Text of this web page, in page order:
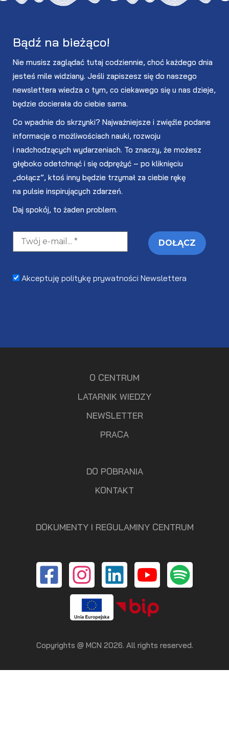
Bądź na bieżąco!
Nie musisz zaglądać tutaj codziennie, choć każdego dnia
jesteś mile widziany. Jeśli zapiszesz się do naszego
newslettera wiedza o tym, co ciekawego się u nas dzieje,
będzie docierała do ciebie sama.
Co wpadnie do skrzynki? Najważniejsze i zwięźle podane
informacje o możliwościach nauki, rozwoju
i nadchodzących wydarzeniach. To znaczy, że możesz
głęboko odetchnąć i się odprężyć – po kliknięciu
„dołącz”, ktoś inny będzie trzymał za ciebie rękę
na pulsie inspirujących zdarzeń.
Daj spokój, to żaden problem.
Akceptuję politykę prywatności Newslettera
O CENTRUM
LATARNIK WIEDZY
NEWSLETTER
PRACA
DO POBRANIA
KONTAKT
DOKUMENTY I REGULAMINY CENTRUM
Copyrights @ MCN 2026. All rights reserved.